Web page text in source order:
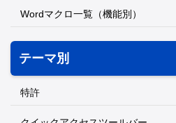
Wordマクロ一覧（機能別）
テーマ別
特許